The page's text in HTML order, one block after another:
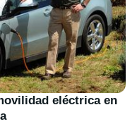
eléctrica en